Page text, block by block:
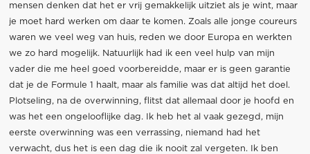
mensen denken dat het er vrij gemakkelijk uitziet als je wint, maar
je moet hard werken om daar te komen. Zoals alle jonge coureurs
waren we veel weg van huis, reden we door Europa en werkten
we zo hard mogelijk. Natuurlijk had ik een veel hulp van mijn
vader die me heel goed voorbereidde, maar er is geen garantie
dat je de Formule 1 haalt, maar als familie was dat altijd het doel.
Plotseling, na de overwinning, flitst dat allemaal door je hoofd en
was het een ongelooflijke dag. Ik heb het al vaak gezegd, mijn
eerste overwinning was een verrassing, niemand had het
verwacht, dus het is een dag die ik nooit zal vergeten. Ik ben